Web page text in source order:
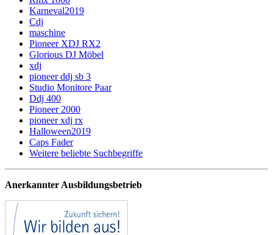
Karneval2019
Cdj
maschine
Pioneer XDJ RX2
Glorious DJ Möbel
xdj
pioneer ddj sb 3
Studio Monitore Paar
Ddj 400
Pioneer 2000
pioneer xdj rx
Halloween2019
Caps Fader
Weitere beliebte Suchbegriffe
Anerkannter Ausbildungsbetrieb